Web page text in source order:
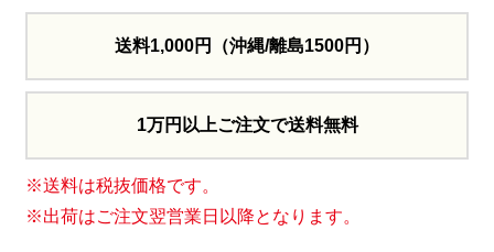
送料1,000円 （沖縄/離島1500円）
1万円以上ご注文で送料無料
※送料は税抜価格です。
※出荷はご注文翌営業日以降となります。